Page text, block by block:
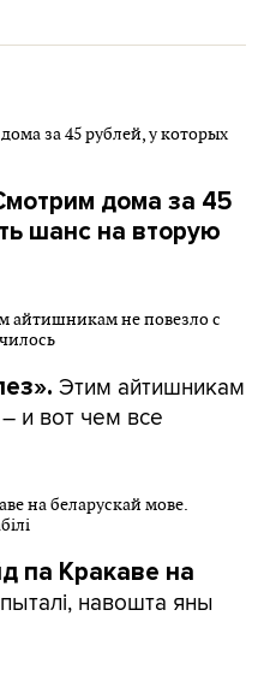
дома за 45
шанс на вторую
Этим айтишникам
и вот чем все
па Кракаве на
навошта яны